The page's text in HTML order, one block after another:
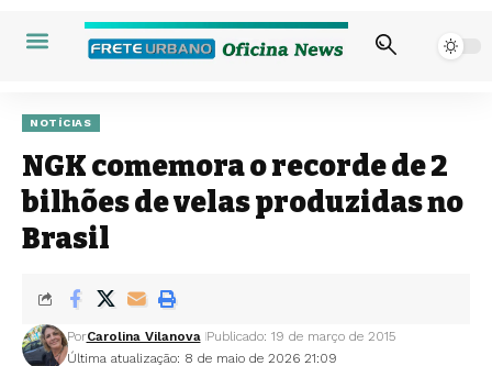
NOTÍCIAS
NGK comemora o recorde de 2
bilhões de velas produzidas no
Brasil
Última atualização: 8 de maio de 2026 21:09
PorCarolina Vilanova Publicado: 19 de março de 2015